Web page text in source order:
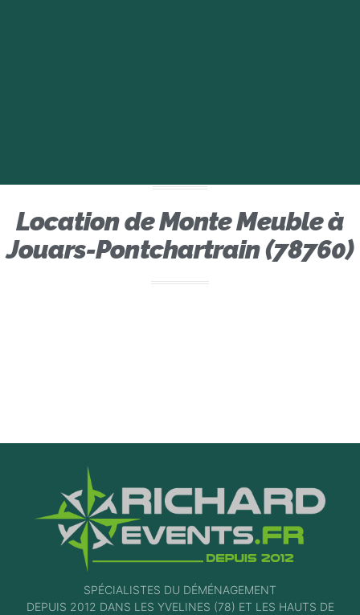
Location de Monte Meuble à
Jouars-Pontchartrain (78760)
SPÉCIALISTES DU DÉMÉNAGEMENT
DEPUIS 2012 DANS LES YVELINES (78) ET LES HAUTS DE